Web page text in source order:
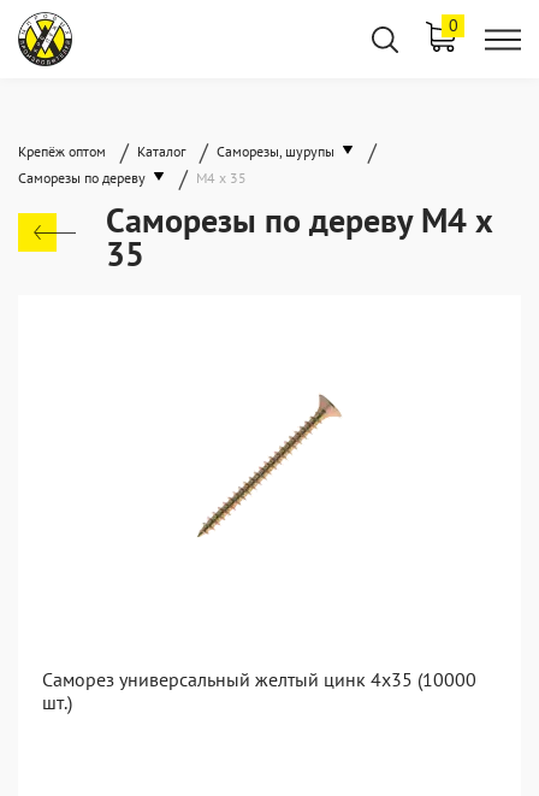
0
Крепёж оптом / Каталог / Саморезы, шурупы /
Саморезы по дереву / М4 х 35
Саморезы по дереву М4 х
35
Саморез универсальный желтый цинк 4x35 (10000
шт.)